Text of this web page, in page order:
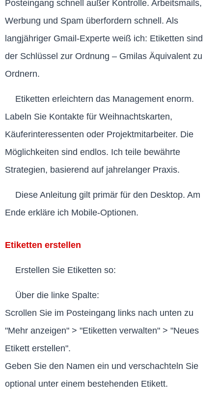
Posteingang schnell außer Kontrolle. Arbeitsmails,
Werbung und Spam überfordern schnell. Als
langjähriger Gmail-Experte weiß ich: Etiketten sind
der Schlüssel zur Ordnung – Gmilas Äquivalent zu
Ordnern.
Etiketten erleichtern das Management enorm.
Labeln Sie Kontakte für Weihnachtskarten,
Käuferinteressenten oder Projektmitarbeiter. Die
Möglichkeiten sind endlos. Ich teile bewährte
Strategien, basierend auf jahrelanger Praxis.
Diese Anleitung gilt primär für den Desktop. Am
Ende erkläre ich Mobile-Optionen.
Etiketten erstellen
Erstellen Sie Etiketten so:
Über die linke Spalte:
Scrollen Sie im Posteingang links nach unten zu
"Mehr anzeigen" > "Etiketten verwalten" > "Neues
Etikett erstellen".
Geben Sie den Namen ein und verschachteln Sie
optional unter einem bestehenden Etikett.